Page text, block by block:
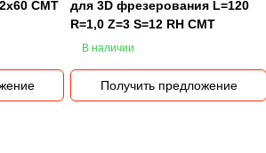
CMT
для 3D фрезерования L=120
R=1,0 Z=3 S=12 RH CMT
В наличии
Получить предложение